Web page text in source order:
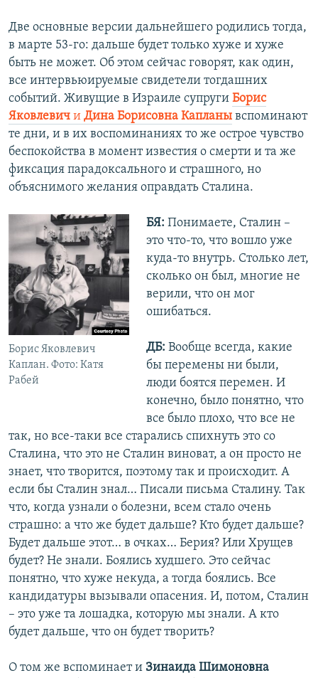
Две основные версии дальнейшего родились тогда,
в марте 53-го: дальше будет только хуже и хуже
быть не может. Об этом сейчас говорят, как один,
все интервьюируемые свидетели тогдашних
событий. Живущие в Израиле супруги Борис
Яковлевич и Дина Борисовна Капланы вспоминают
те дни, и в их воспоминаниях то же острое чувство
беспокойства в момент известия о смерти и та же
фиксация парадоксального и страшного, но
объяснимого желания оправдать Сталина.
Борис Яковлевич
Каплан. Фото: Катя
Рабей
БЯ: Понимаете, Сталин –
это что-то, что вошло уже
куда-то внутрь. Столько лет,
сколько он был, многие не
верили, что он мог
ошибаться.
ДБ: Вообще всегда, какие
бы перемены ни были,
люди боятся перемен. И
конечно, было понятно, что
все было плохо, что все не
так, но все-таки все старались спихнуть это со
Сталина, что это не Сталин виноват, а он просто не
знает, что творится, поэтому так и происходит. А
если бы Сталин знал… Писали письма Сталину. Так
что, когда узнали о болезни, всем стало очень
страшно: а что же будет дальше? Кто будет дальше?
Будет дальше этот… в очках… Берия? Или Хрущев
будет? Не знали. Боялись худшего. Это сейчас
понятно, что хуже некуда, а тогда боялись. Все
кандидатуры вызывали опасения. И, потом, Сталин
– это уже та лошадка, которую мы знали. А кто
будет дальше, что он будет творить?
О том же вспоминает и Зинаида Шимоновна